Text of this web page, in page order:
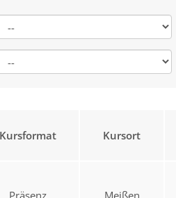
Kursformat Kursort
Präsenz Meißen